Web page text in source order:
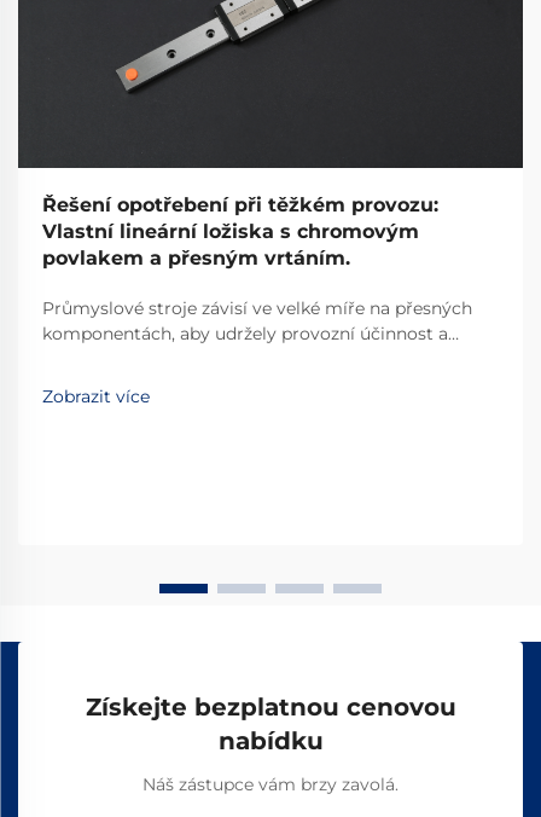
Řešení opotřebení při těžkém provozu:
Vlastní lineární ložiska s chromovým
povlakem a přesným vrtáním.
Průmyslové stroje závisí ve velké míře na přesných
komponentách, aby udržely provozní účinnost a
komponenty patří lineární ložisko, které je základním
prvkem umožňujícím hladký a řízený lineární pohyb...
Zobrazit více
Získejte bezplatnou cenovou
nabídku
Náš zástupce vám brzy zavolá.